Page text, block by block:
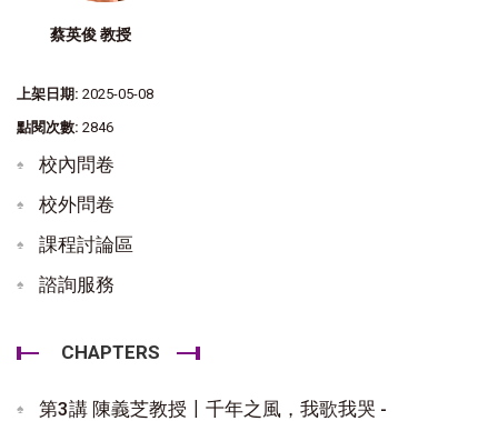
蔡英俊 教授
上架日期: 2025-05-08
點閱次數: 2846
校內問卷
校外問卷
課程討論區
諮詢服務
CHAPTERS
第3講 陳義芝教授〡千年之風，我歌我哭 -